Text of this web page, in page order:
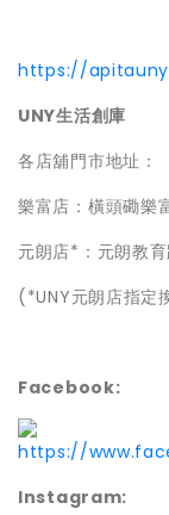
https://
UNY生活創庫
各店舖門市地址：
樂富店：橫頭磡樂
元朗店*：元朗教
(*UNY元朗店指定
Facebook:
https://
Instagram: